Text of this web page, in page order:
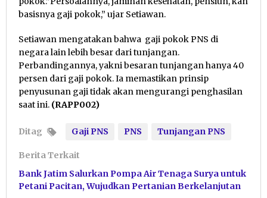
basisnya gaji pokok,” ujar Setiawan.
Setiawan mengatakan bahwa gaji pokok PNS di
negara lain lebih besar dari tunjangan.
Perbandingannya, yakni besaran tunjangan hanya 40
persen dari gaji pokok. Ia memastikan prinsip
penyusunan gaji tidak akan mengurangi penghasilan
saat ini. (RAPP002)
Ditag Gaji PNS PNS Tunjangan PNS
Berita Terkait
Bank Jatim Salurkan Pompa Air Tenaga Surya untuk
Petani Pacitan, Wujudkan Pertanian Berkelanjutan